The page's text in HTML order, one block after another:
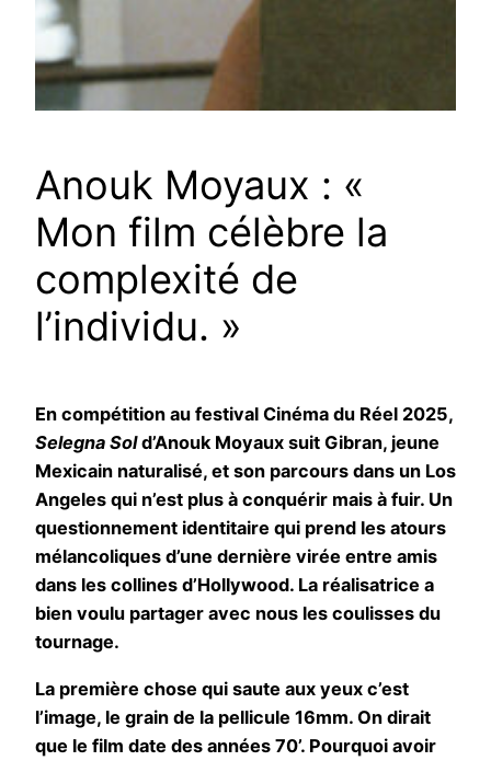
Anouk Moyaux : «
Mon film célèbre la
complexité de
l’individu. »
En compétition au festival Cinéma du Réel 2025,
Selegna Sold’Anouk Moyaux suit Gibran, jeune
Mexicain naturalisé, et son parcours dans un Los
Angeles qui n’est plus à conquérir mais à fuir. Un
questionnement identitaire qui prend les atours
mélancoliques d’une dernière virée entre amis
dans les collines d’Hollywood. La réalisatrice a
bien voulu partager avec nous les coulisses du
tournage.
La première chose qui saute aux yeux c’est
l’image, le grain de la pellicule 16mm. On dirait
que le film date des années 70’. Pourquoi avoir